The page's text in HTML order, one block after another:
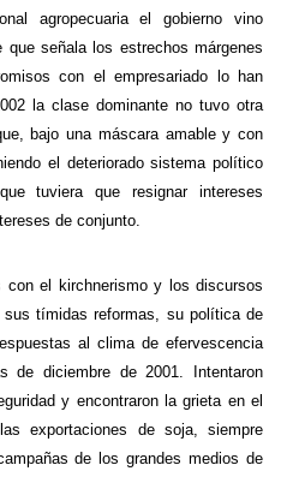
agropecuaria el gobierno vino
señala los estrechos márgenes
con el empresariado lo han
la clase dominante no tuvo otra
bajo una máscara amable y con
el deteriorado sistema político
tuviera que resignar intereses
de conjunto.
con el kirchnerismo y los discursos
tímidas reformas, su política de
al clima de efervescencia
de diciembre de 2001. Intentaron
y encontraron la grieta en el
exportaciones de soja, siempre
de los grandes medios de